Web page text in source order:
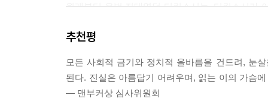
「호미니의 「노예 생활」이 인간의 구속에 해당
의 말은 일리가 있었어.」
--- p.388
원래부터 우범 지대였던 디킨스시는, 디킨스시가
디킨스에서도 똑같은 일이 가능하지 않을까?
주인공이 말이 많기 때문에 우리는 그의 여정을
그가 언제부터 유부녀 소꿉친구에게 구애하기 시
있다. 가히 현대 미국 문화에 대한 대백과라고 할
추천평
모든 사회적 금기와 정치적 올바름을 건드려, 눈
된다. 진실은 아름답기 어려우며, 읽는 이의 가슴
― 맨부커상 심사위원회